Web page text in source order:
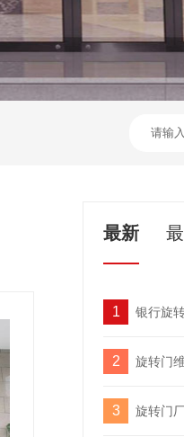
最新
1 银行旋
2 旋转门
3 旋转门